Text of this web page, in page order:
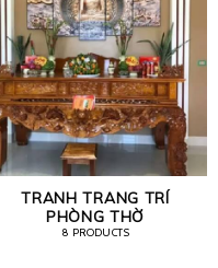
TRANH TRANG TRÍ
PHÒNG THỜ
8 PRODUCTS